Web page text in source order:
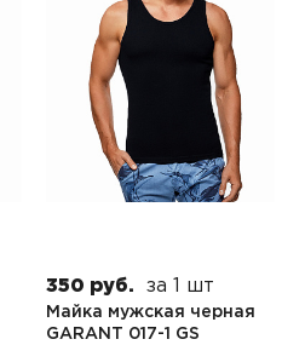
350 руб. за 1 шт
Майка мужская черная
GARANT 017-1 GS